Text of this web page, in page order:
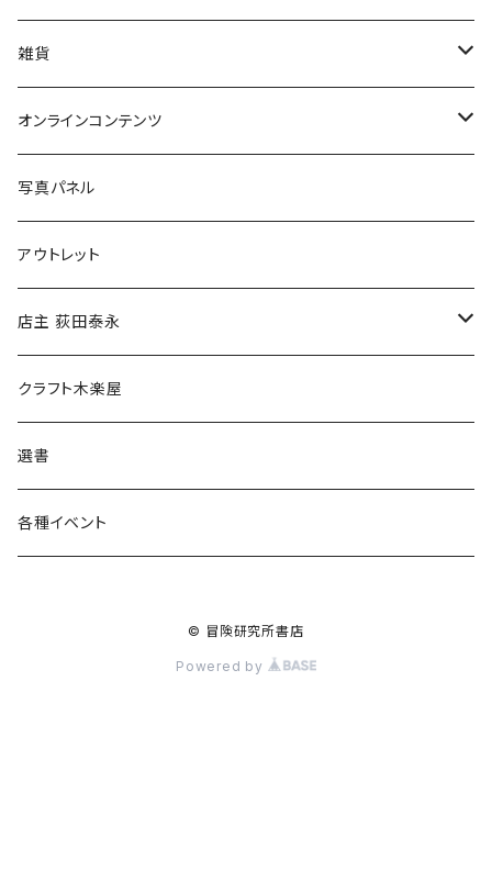
美術
POLEWARDS
Tシャツ
雑貨
バッグ
ブックカバー
マグカップ
傘
食料品
その他
オンラインコンテンツ
冒険クロストーク
写真パネル
アウトレット
店主 荻田泰永
書籍
ウェア
クラフト木楽屋
選書
各種イベント
© 冒険研究所書店
Powered by